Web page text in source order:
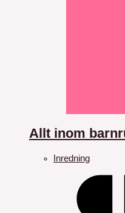
Allt inom
Inredning